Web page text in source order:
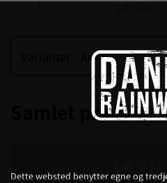
Varianter - Antal
Samlet pris:
Dette websted benytter egne og